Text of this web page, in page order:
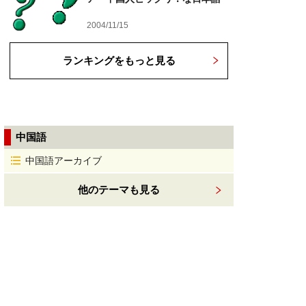
2004/11/15
ランキングをもっと見る
中国語
中国語アーカイブ
他のテーマも見る